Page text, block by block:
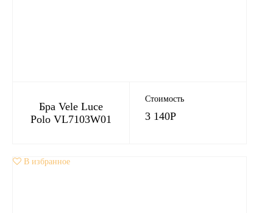
Бра Vele Luce
Polo VL7103W01
Стоимость
3 140Р
В избранное